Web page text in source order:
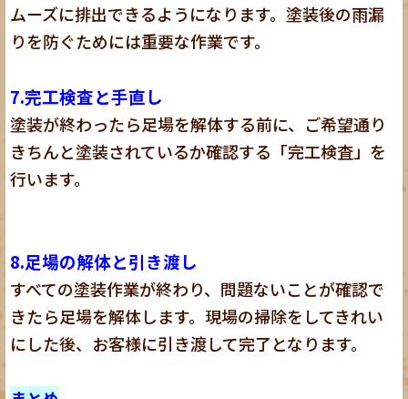
ムーズに排出できるようになります。塗装後の雨漏
りを防ぐためには重要な作業です。
7.完工検査と手直し
塗装が終わったら足場を解体する前に、ご希望通り
きちんと塗装されているか確認する「完工検査」を
行います。
8.足場の解体と引き渡し
すべての塗装作業が終わり、問題ないことが確認で
きたら足場を解体します。現場の掃除をしてきれい
にした後、お客様に引き渡して完了となります。